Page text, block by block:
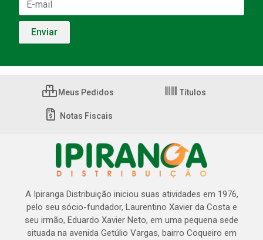
Meus Pedidos Títulos
Notas Fiscais
A Ipiranga Distribuição iniciou suas atividades em 1976,
pelo seu sócio-fundador, Laurentino Xavier da Costa e
seu irmão, Eduardo Xavier Neto, em uma pequena sede
situada na avenida Getúlio Vargas, bairro Coqueiro em